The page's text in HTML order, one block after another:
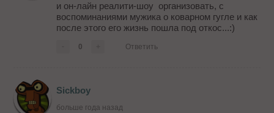
и он-лайн реалити-шоу организовать, с
воспоминаниями мужика о коварном гугле и как
после этого его жизнь пошла под откос...:)
0 Ответить
Sickboy
больше года назад